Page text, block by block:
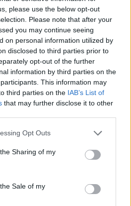
please use the below opt-out
Please note that after your
you may continue seeing
on personal information utilized by
disclosed to third parties prior to
opt-out of the further
information by third parties on the
This information may
third parties on the IAB’s List of
that may further disclose it to other
Opt Outs
Sharing of my
Sale of my
péntek
az
is